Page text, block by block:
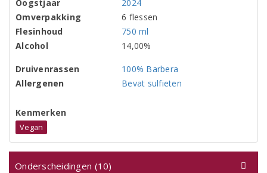
Oogstjaar
2024
Omverpakking
6 flessen
Flesinhoud
750 ml
Alcohol
14,00%
Druivenrassen
100% Barbera
Allergenen
Bevat sulfieten
Kenmerken
Vegan
Onderscheidingen (10)